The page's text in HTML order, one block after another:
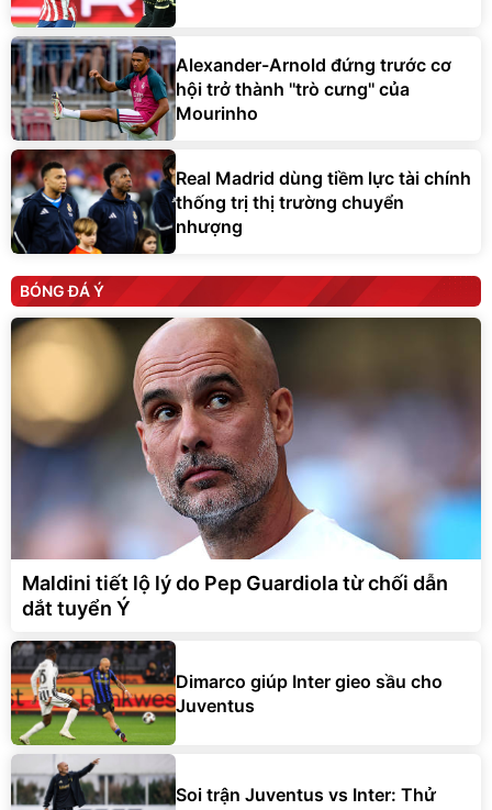
Alexander-Arnold đứng trước cơ
hội trở thành ''trò cưng'' của
Mourinho
Real Madrid dùng tiềm lực tài chính
thống trị thị trường chuyển
nhượng
BÓNG ĐÁ Ý
Maldini tiết lộ lý do Pep Guardiola từ chối dẫn
dắt tuyển Ý
Dimarco giúp Inter gieo sầu cho
Juventus
Soi trận Juventus vs Inter: Thử